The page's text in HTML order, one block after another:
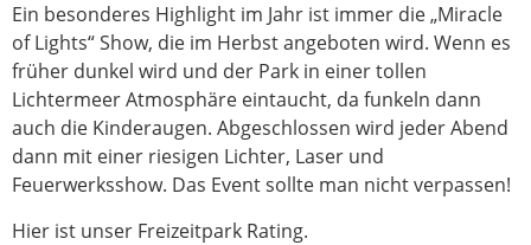
Ein besonderes Highlight im Jahr ist immer die „Miracle
of Lights“ Show, die im Herbst angeboten wird. Wenn es
früher dunkel wird und der Park in einer tollen
Lichtermeer Atmosphäre eintaucht, da funkeln dann
auch die Kinderaugen. Abgeschlossen wird jeder Abend
dann mit einer riesigen Lichter, Laser und
Feuerwerksshow. Das Event sollte man nicht verpassen!
Hier ist unser Freizeitpark Rating.